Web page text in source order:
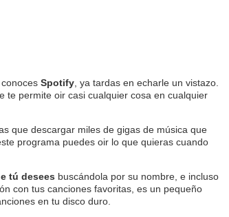
Spotify , ya tardas en echarle un vistazo.
te permite oir casi cualquier cosa en cualquier
que descargar miles de gigas de música que
programa puedes oir lo que quieras cuando
tú desees buscándola por su nombre, e incluso
con tus canciones favoritas, es un pequeño
en tu disco duro.